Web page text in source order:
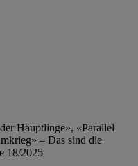
Häuptlinge», «Parallel
– Das sind die
18/2025